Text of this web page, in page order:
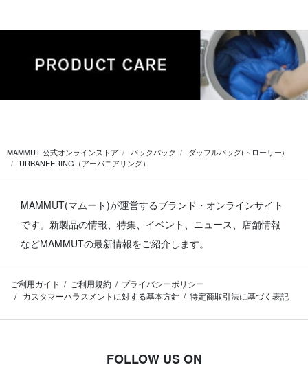
MAMMUT 公式オンラインストア バックパック
ダッフルバッグ(トローリー)
URBANEERING（アーバニアリング）
MAMMUT(マムート)が運営するブランド・オンラインサイト
です。 新製品の情報、特集、イベント、ニュース、店舗情報
などMAMMUTの最新情報をご紹介します。
ご利用ガイド ご利用規約
プライバシーポリシー
カスタマーハラスメントに対する基本方針
特定商取引法に基づく表記
FOLLOW US ON